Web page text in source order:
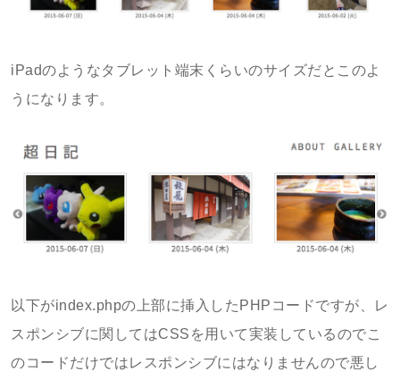
iPadのようなタブレット端末くらいのサイズだとこのよ
うになります。
以下がindex.phpの上部に挿入したPHPコードですが、レ
スポンシブに関してはCSSを用いて実装しているのでこ
のコードだけではレスポンシブにはなりませんので悪し